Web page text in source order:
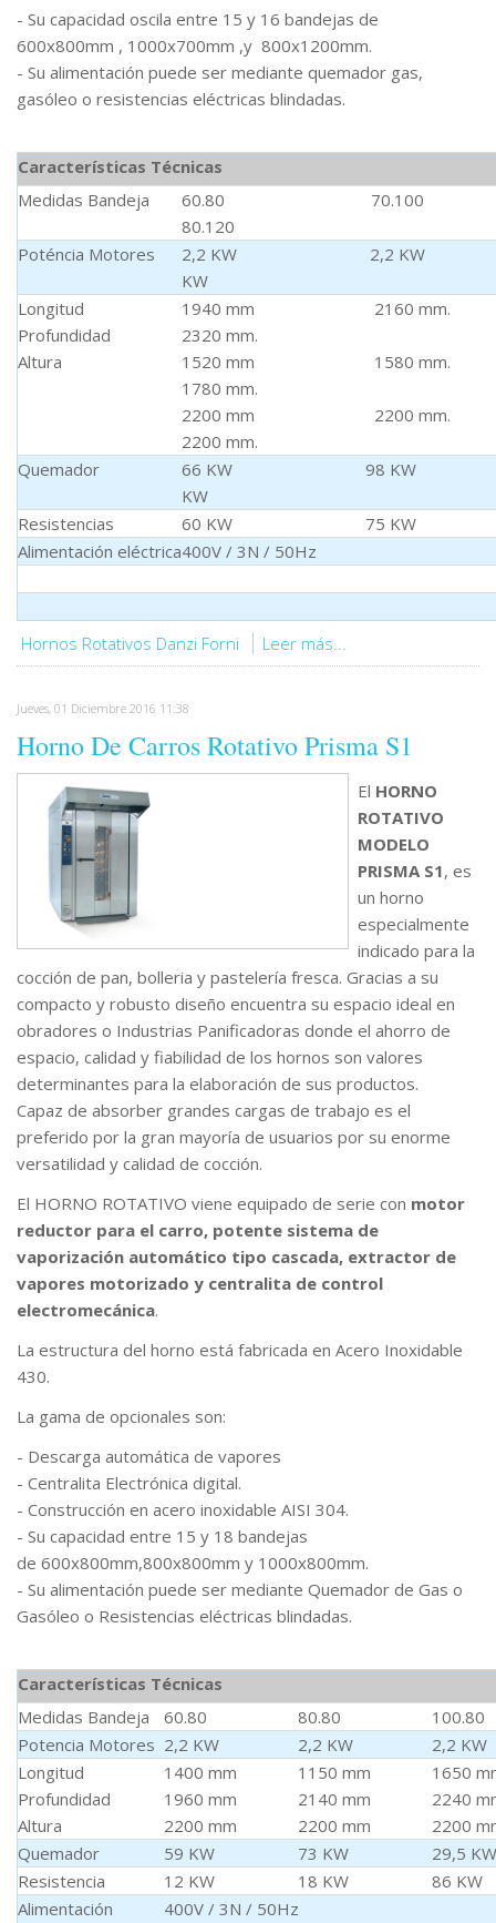
- Su capacidad oscila entre 15 y 16 bandejas de
600x800mm , 1000x700mm ,y 800x1200mm.
- Su alimentación puede ser mediante quemador gas,
gasóleo o resistencias eléctricas blindadas.
Características Técnicas
Medidas Bandeja
60.80
80.120
Poténcia Motores
2,2 KW 2,2 KW
KW
Longitud
Profundidad
Altura
1940 mm 2160
2320 mm.
1520 mm 1580
1780 mm.
2200 mm 2200
2200 mm.
Quemador
66 KW 98 KW
KW
Resistencias
60 KW 75 KW
Alimentación eléctrica400V / 3N / 50Hz
Hornos Rotativos Danzi Forni Leer más...
Jueves, 01 Diciembre 2016 11:38
Horno De Carros Rotativo Prisma S1
El HORNO
ROTATIVO
MODELO
PRISMA S1, es
un horno
especialmente
indicado para la
cocción de pan, bolleria y pastelería fresca. Gracias a su
compacto y robusto diseño encuentra su espacio ideal en
obradores o Industrias Panificadoras donde el ahorro de
espacio, calidad y fiabilidad de los hornos son valores
determinantes para la elaboración de sus productos.
Capaz de absorber grandes cargas de trabajo es el
preferido por la gran mayoría de usuarios por su enorme
versatilidad y calidad de cocción.
El HORNO ROTATIVO viene equipado de serie con motor
reductor para el carro, potente sistema de
vaporización automático tipo cascada, extractor de
vapores motorizado y centralita de control
electromecánica.
La estructura del horno está fabricada en Acero Inoxidable
430.
La gama de opcionales son:
- Descarga automática de vapores
- Centralita Electrónica digital.
- Construcción en acero inoxidable AISI 304.
- Su capacidad entre 15 y 18 bandejas
de 600x800mm,800x800mm y 1000x800mm.
- Su alimentación puede ser mediante Quemador de Gas o
Gasóleo o Resistencias eléctricas blindadas.
Características Técnicas
Medidas Bandeja
60.80 80.80
100.80
Potencia Motores 2,2 KW 2,2 KW
2,2 KW
Longitud
Profundidad
Altura
1400 mm
1960 mm
2200 mm
1150 mm
2140 mm
2200 mm
1650
2240
2200
Quemador
59 KW 73 KW
29,5 KW
Resistencia
12 KW 18 KW
86 KW
Alimentación
400V / 3N / 50Hz